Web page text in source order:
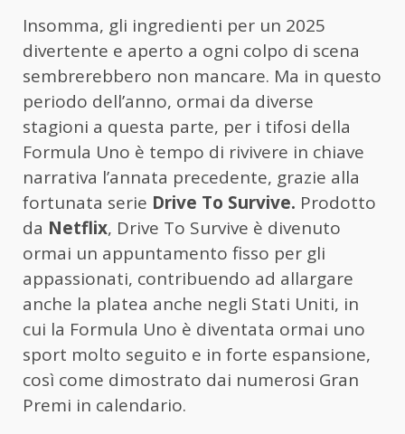
Insomma, gli ingredienti per un 2025
divertente e aperto a ogni colpo di scena
sembrerebbero non mancare. Ma in questo
periodo dell’anno, ormai da diverse
stagioni a questa parte, per i tifosi della
Formula Uno è tempo di rivivere in chiave
narrativa l’annata precedente, grazie alla
fortunata serie Drive To Survive. Prodotto
da Netflix, Drive To Survive è divenuto
ormai un appuntamento fisso per gli
appassionati, contribuendo ad allargare
anche la platea anche negli Stati Uniti, in
cui la Formula Uno è diventata ormai uno
sport molto seguito e in forte espansione,
così come dimostrato dai numerosi Gran
Premi in calendario.